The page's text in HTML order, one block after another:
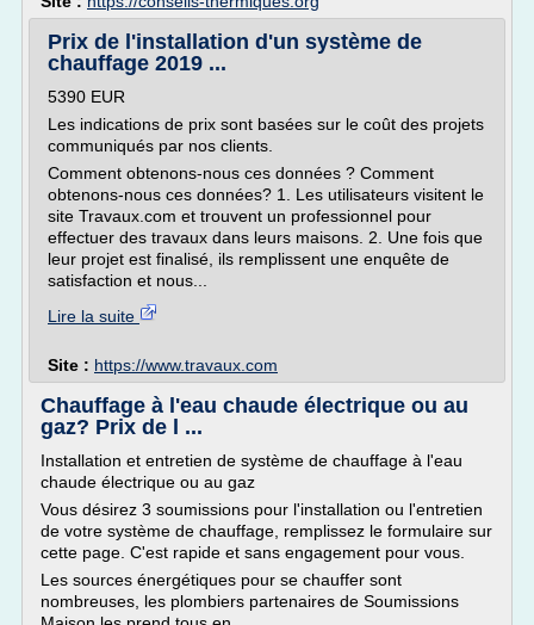
Prix de l'installation d'un système de
chauffage 2019 ...
5390 EUR
Les indications de prix sont basées sur le coût des projets
communiqués par nos clients.
Comment obtenons-nous ces données ? Comment
obtenons-nous ces données? 1. Les utilisateurs visitent le
site Travaux.com et trouvent un professionnel pour
effectuer des travaux dans leurs maisons. 2. Une fois que
leur projet est finalisé, ils remplissent une enquête de
satisfaction et nous...
Lire la suite
Site : https://www.travaux.com
Chauffage à l'eau chaude électrique ou au
gaz? Prix de l ...
Installation et entretien de système de chauffage à l'eau
chaude électrique ou au gaz
Vous désirez 3 soumissions pour l'installation ou l'entretien
de votre système de chauffage, remplissez le formulaire sur
cette page. C'est rapide et sans engagement pour vous.
Les sources énergétiques pour se chauffer sont
nombreuses, les plombiers partenaires de Soumissions